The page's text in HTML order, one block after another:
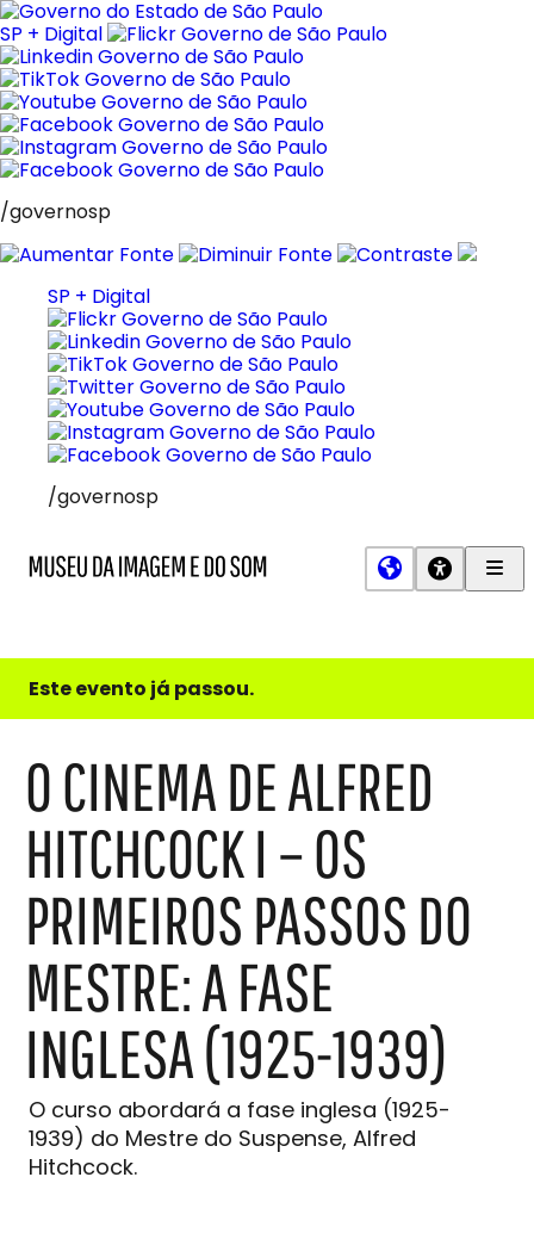
Pular
para
o
conteúdo
SP + Digital
/governosp
SP + Digital
/governosp
e
do
Este evento já passou.
O CINEMA DE ALFRED
HITCHCOCK I – OS
PRIMEIROS PASSOS DO
MESTRE: A FASE
INGLESA (1925-1939)
O curso abordará a fase inglesa (1925-
1939) do Mestre do Suspense, Alfred
Hitchcock.